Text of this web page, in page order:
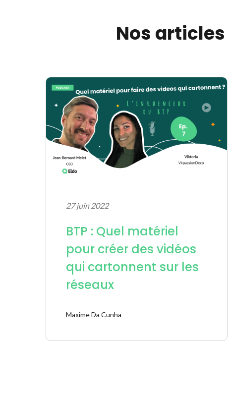
Nos articles
27 juin 2022
BTP : Quel matériel
pour créer des vidéos
qui cartonnent sur les
réseaux
Maxime Da Cunha